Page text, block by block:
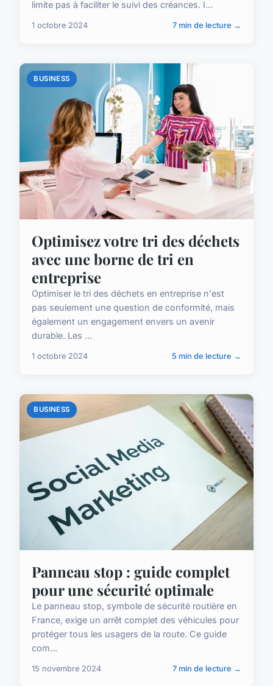
limite pas à faciliter le suivi des créances. I...
1 octobre 2024 7 min de lecture →
BUSINESS
Optimisez votre tri des déchets
avec une borne de tri en
entreprise
Optimiser le tri des déchets en entreprise n'est
pas seulement une question de conformité, mais
également un engagement envers un avenir
durable. Les ...
1 octobre 2024 5 min de lecture →
BUSINESS
Panneau stop : guide complet
pour une sécurité optimale
Le panneau stop, symbole de sécurité routière en
France, exige un arrêt complet des véhicules pour
protéger tous les usagers de la route. Ce guide
com...
15 novembre 2024 7 min de lecture →